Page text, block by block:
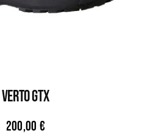
VERTO GTX
200,00 €